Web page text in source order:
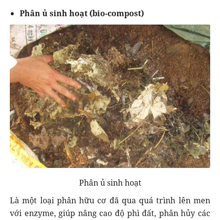
Phân ủsinh hoạt (bio-compost)
Phân ủ sinh hoạt
Là một loại phân hữu cơ đã qua quá trình lênmen
với enzyme, giúp nâng cao độ phì đất, phân hủy các